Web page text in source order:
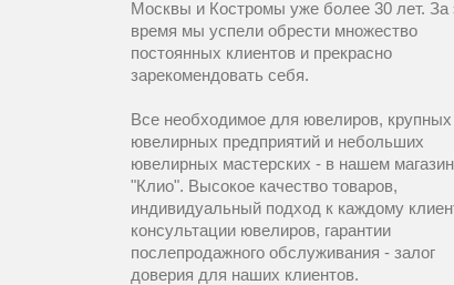
Москвы и Костромы уже более 30 лет. За
время мы успели обрести множество
постоянных клиентов и прекрасно
зарекомендовать себя.
Все необходимое для ювелиров, крупных
ювелирных предприятий и небольших
ювелирных мастерских - в нашем
"Клио". Высокое качество товаров,
индивидуальный подход к каждому
консультации ювелиров, гарантии
послепродажного обслуживания - залог
доверия для наших клиентов.